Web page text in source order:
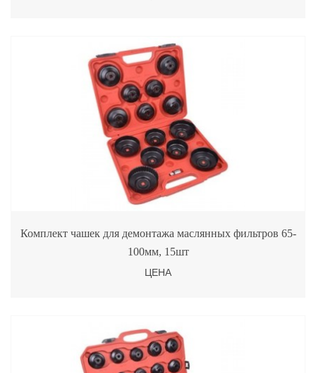
Комплект чашек для демонтажа маслянных фильтров 65-
100мм, 15шт
ЦЕНА